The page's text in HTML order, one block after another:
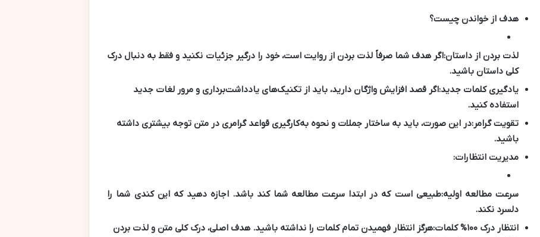
هدف از خواندن چیست؟
لذت بردن از داستان:اگر هدف شما صرفاً لذت بردن از روایت است، خود را درگیر جزئیات نکنید و فقط به دنبال درک
کلی داستان باشید.
یادگیری کلمات جدید:اگر قصد افزایش واژگان دارید، باید از تکنیک‌های یادداشت‌برداری و مرور لغات جدید
استفاده کنید.
تقویت گرامر:در این صورت، باید به ساختار جملات و نحوه به‌کارگیری قواعد گرامری در متن توجه بیشتری داشته
باشید.
مدیریت انتظارات:
سرعت مطالعه اولیه:طبیعی است که در ابتدا سرعت مطالعه شما کند باشد. اجازه دهید که این کندی شما را
دلسرد نکند.
انتظار درک ۱۰۰% کلمات:
هرگز انتظار فهمیدن تمام کلمات را نداشته باشید. هدف اصلی، درک کلی متن و لذت بردن